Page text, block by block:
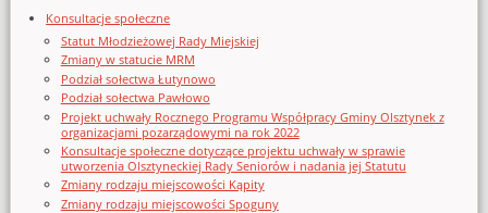
Konsultacje społeczne
Statut Młodzieżowej Rady Miejskiej
Zmiany w statucie MRM
Podział sołectwa Łutynowo
Podział sołectwa Pawłowo
Projekt uchwały Rocznego Programu Współpracy Gminy Olsztynek z
organizacjami pozarządowymi na rok 2022
Konsultacje społeczne dotyczące projektu uchwały w sprawie
utworzenia Olsztyneckiej Rady Seniorów i nadania jej Statutu
Zmiany rodzaju miejscowości Kąpity
Zmiany rodzaju miejscowości Spoguny